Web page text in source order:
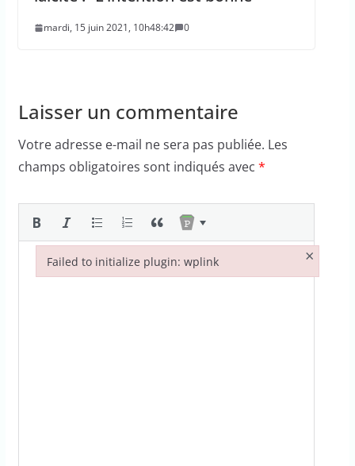
mardi, 15 juin 2021, 10h48:42 0
Laisser un commentaire
Votre adresse e-mail ne sera pas publiée. Les
champs obligatoires sont indiqués avec *
Failed to initialize plugin: wplink ×
Failed to initialize plugin: wplink